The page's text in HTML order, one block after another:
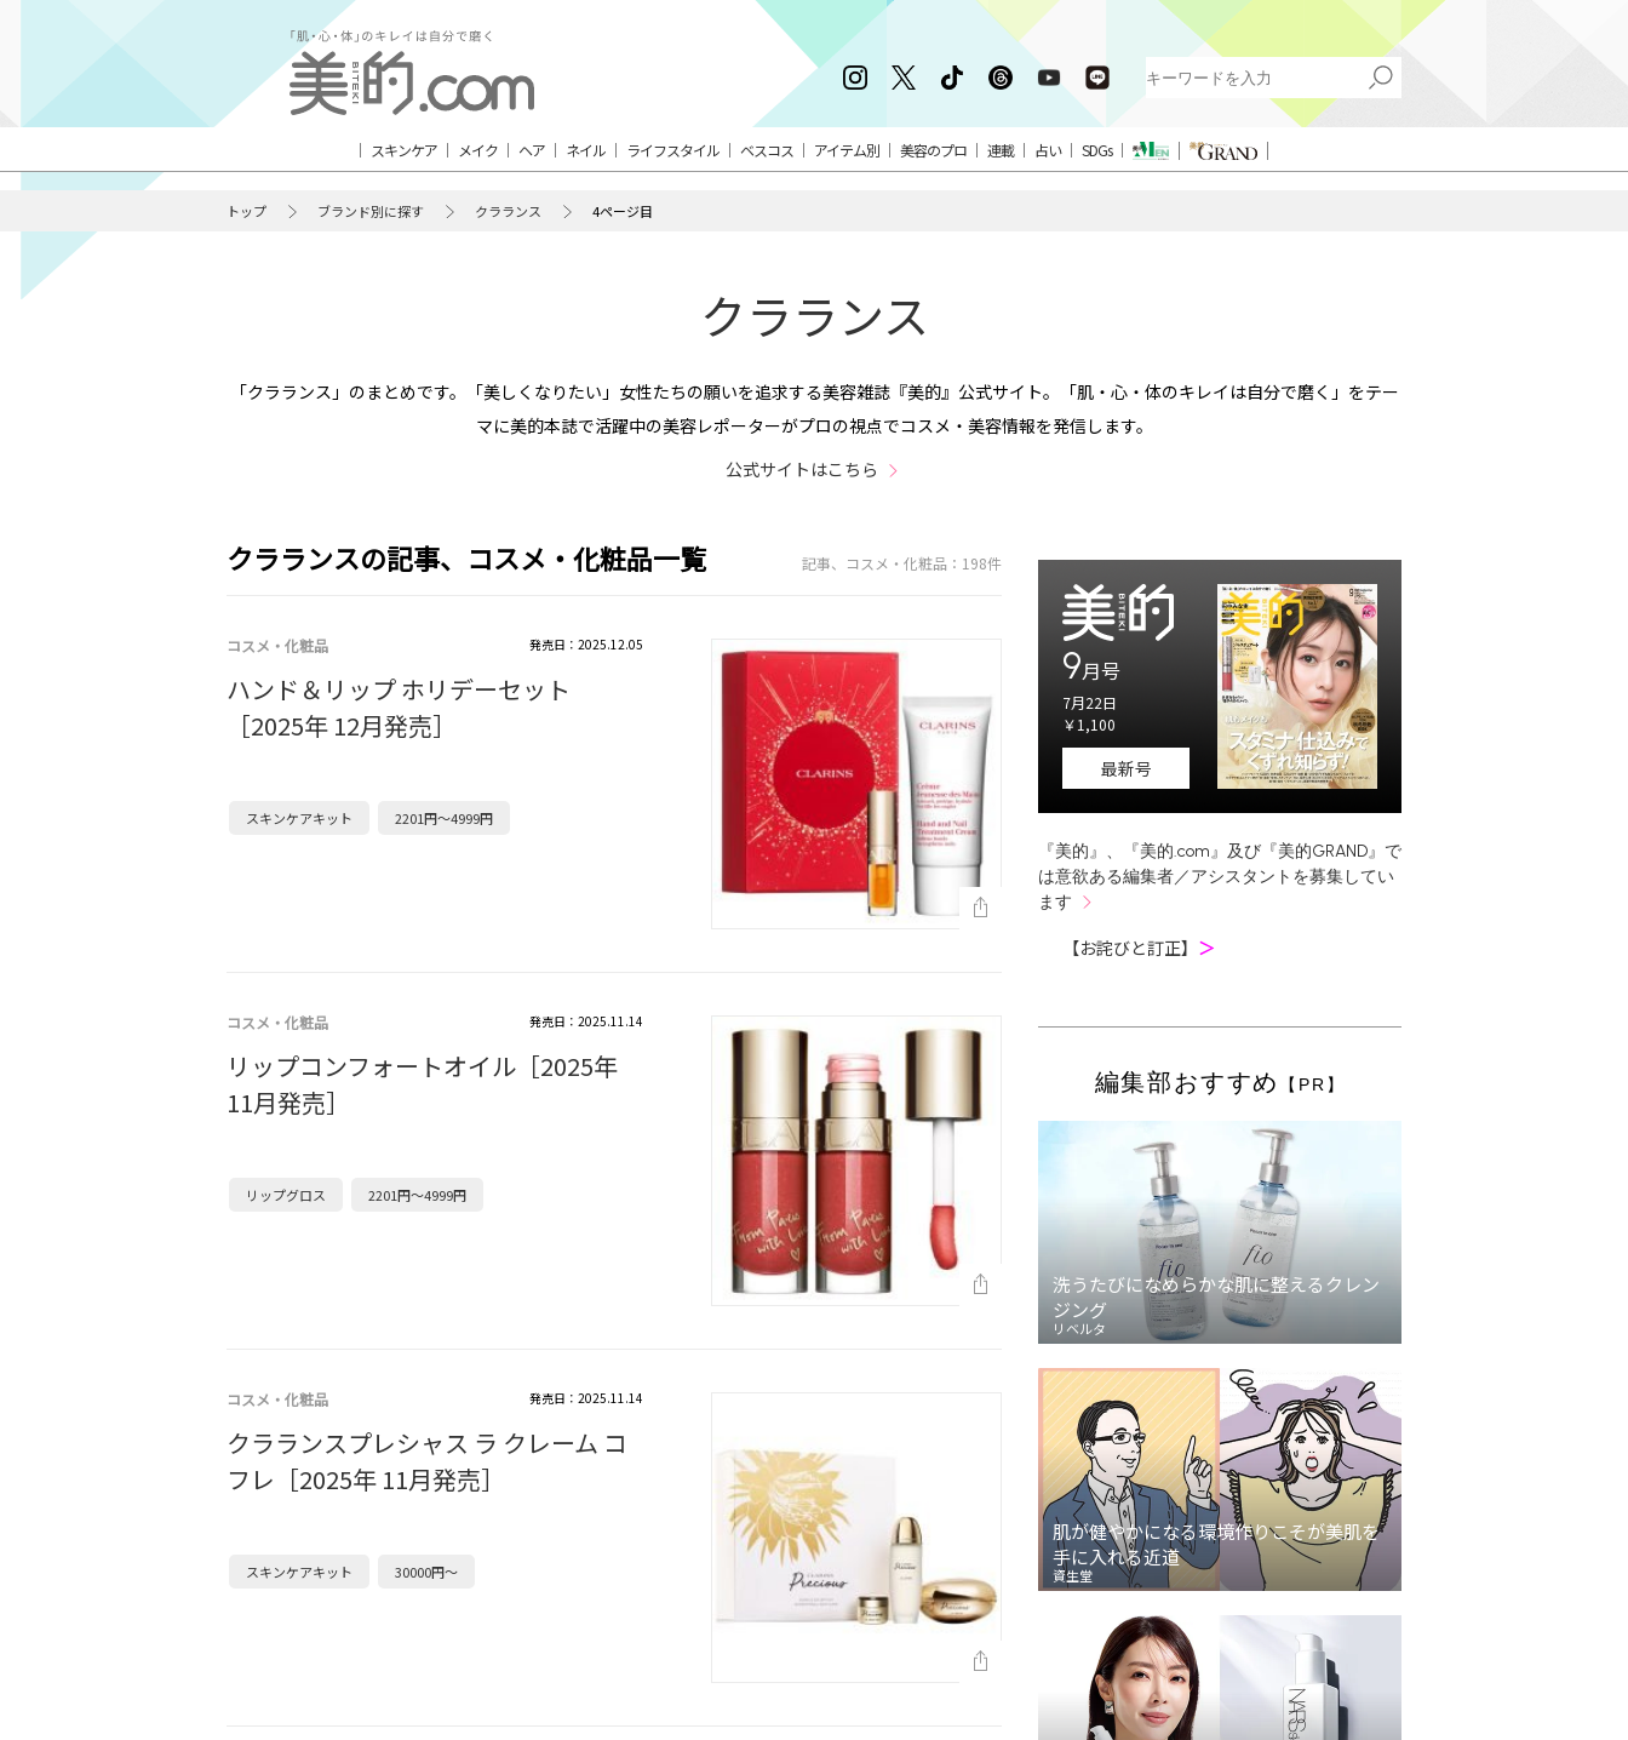
スキンケア メイク ヘア ネイル ライフスタイル ベスコス アイテム別 美容のプロ 連載 占い SDGs
トップ ブランド別に探す クラランス 4ページ目
クラランス
「クラランス」のまとめです。「美しくなりたい」女性たちの願いを追求する美容雑誌『美的』公式サイト。「肌・心・体のキレイは自分で磨く」をテー
マに美的本誌で活躍中の美容レポーターがプロの視点でコスメ・美容情報を発信します。
公式サイトはこちら
クラランスの記事、コスメ・化粧品一覧 記事、コスメ・化粧品：198件
コスメ・化粧品 発売日：2025.12.05
ハンド＆リップ ホリデーセット
［2025年 12月発売］
スキンケアキット 2201円～4999円
コスメ・化粧品 発売日：2025.11.14
リップコンフォートオイル［2025年
11月発売］
リップグロス 2201円～4999円
コスメ・化粧品 発売日：2025.11.14
クラランスプレシャス ラ クレーム コ
フレ［2025年 11月発売］
スキンケアキット 30000円～
9月号
7月22日
￥1,100
最新号
『美的』、『美的.com』及び『美的GRAND』で
は意欲ある編集者／アシスタントを募集してい
ます
【お詫びと訂正】 ＞
編集部おすすめ 【PR】
洗うたびになめらかな肌に整えるクレン
ジング
リベルタ
肌が健やかになる環境作りこそが美肌を
手に入れる近道
資生堂